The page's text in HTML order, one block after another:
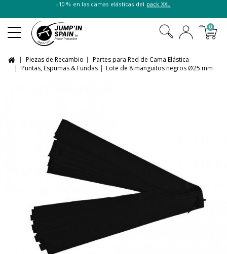
-10 % en las camas elásticas delpack XXL
0
Piezas de Recambio
Partes para Red de Cama Elástica
Puntas, Espumas & Fundas
Lote de 8 manguitos negros Ø25 mm